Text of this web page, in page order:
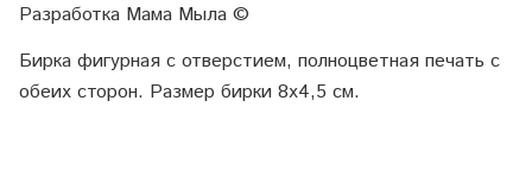
Разработка Мама Мыла ©
Бирка фигурная с отверстием, полноцветная печать с
обеих сторон. Размер бирки 8х4,5 см.